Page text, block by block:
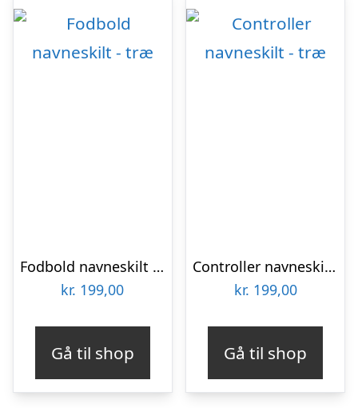
Fodbold navneskilt – træ
kr. 199,00
Gå til shop
Controller navneskilt – træ
kr. 199,00
Gå til shop